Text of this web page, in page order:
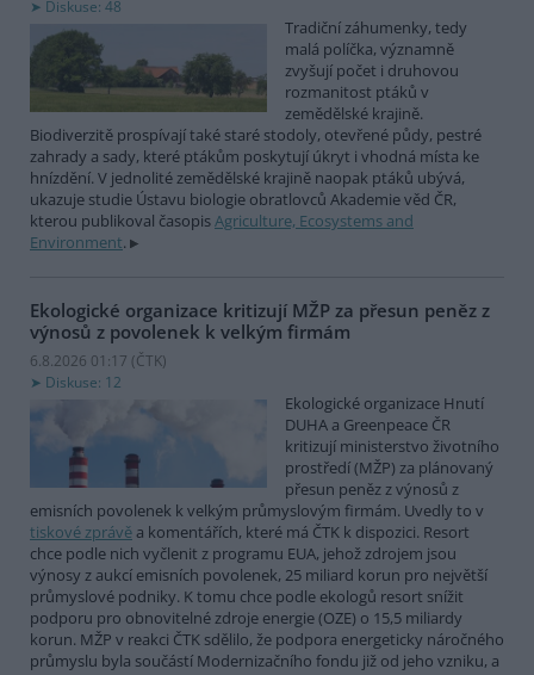
Diskuse: 48
Tradiční záhumenky, tedy
malá políčka, významně
zvyšují počet i druhovou
rozmanitost ptáků v
zemědělské krajině.
Biodiverzitě prospívají také staré stodoly, otevřené půdy, pestré
zahrady a sady, které ptákům poskytují úkryt i vhodná místa ke
hnízdění. V jednolité zemědělské krajině naopak ptáků ubývá,
ukazuje studie Ústavu biologie obratlovců Akademie věd ČR,
kterou publikoval časopisAgriculture, Ecosystems and
Environment.
Ekologické organizace kritizují MŽP za přesun peněz z
výnosů z povolenek k velkým firmám
6.8.2026 01:17 (ČTK)
Diskuse: 12
Ekologické organizace Hnutí
DUHA a Greenpeace ČR
kritizují ministerstvo životního
prostředí (MŽP) za plánovaný
přesun peněz z výnosů z
emisních povolenek k velkým průmyslovým firmám. Uvedly to v
tiskové zprávě a komentářích, které má ČTK k dispozici. Resort
chce podle nich vyčlenit z programu EUA, jehož zdrojem jsou
výnosy z aukcí emisních povolenek, 25 miliard korun pro největší
průmyslové podniky. K tomu chce podle ekologů resort snížit
podporu pro obnovitelné zdroje energie (OZE) o 15,5 miliardy
korun. MŽP v reakci ČTK sdělilo, že podpora energeticky náročného
průmyslu byla součástí Modernizačního fondu již od jeho vzniku, a